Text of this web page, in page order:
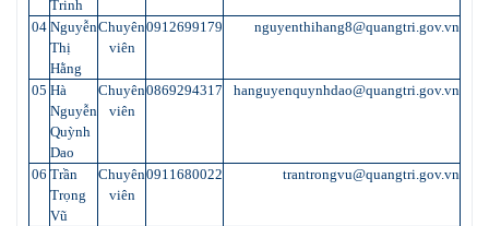
Trinh
04 Nguyễn
Thị
Hằng
Chuyên
viên
0912699179 nguyenthihang8@quangtri.gov.vn
05 Hà
Nguyễn
Quỳnh
Dao
Chuyên
viên
0869294317 hanguyenquynhdao@quangtri.gov.vn
06 Trần
Trọng
Vũ
Chuyên
viên
0911680022 trantrongvu@quangtri.gov.vn